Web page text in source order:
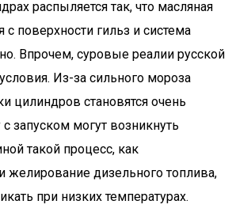
распыляется так, что масляная
поверхности гильз и система
Впрочем, суровые реалии русской
Из-за сильного мороза
цилиндров становятся очень
запуском могут возникнуть
такой процесс, как
желирование дизельного топлива,
при низких температурах.